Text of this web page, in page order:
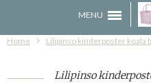
MENU
Home Lilipinso kinderposter koala
Lilipinso